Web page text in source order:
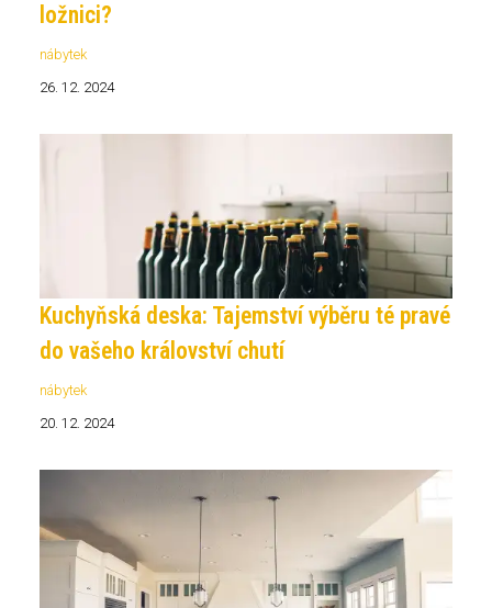
ložnici?
nábytek
26. 12. 2024
Kuchyňská deska: Tajemství výběru té pravé
do vašeho království chutí
nábytek
20. 12. 2024